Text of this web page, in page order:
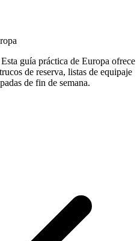
guía práctica de Europa ofrece
de reserva, listas de equipaje
de fin de semana.